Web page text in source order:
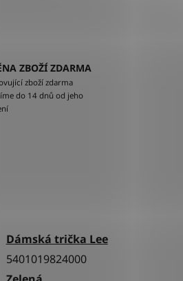
ZBOŽÍ ZDARMA
zboží zdarma
do 14 dnů od jeho
Dámská trička Lee
5401019824000